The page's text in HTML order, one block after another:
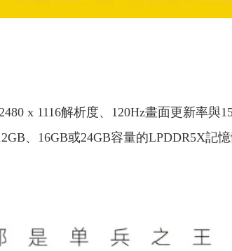
x 1116解析度、120Hz畫面更新率與
、16GB或24GB容量的LPDDR5X記